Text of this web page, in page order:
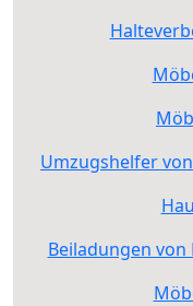
Umzugshelfer
Beiladungen